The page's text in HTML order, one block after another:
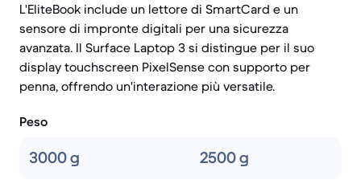
L'EliteBook include un lettore di SmartCard e un
sensore di impronte digitali per una sicurezza
avanzata. Il Surface Laptop 3 si distingue per il suo
display touchscreen PixelSense con supporto per
penna, offrendo un'interazione più versatile.
Peso
3000 g 2500 g